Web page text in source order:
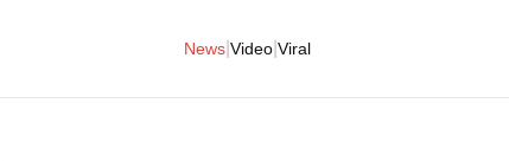
News Video Viral